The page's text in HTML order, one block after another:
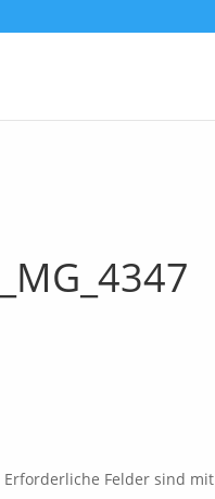
_MG_4347
Erforderliche Felder sind mit